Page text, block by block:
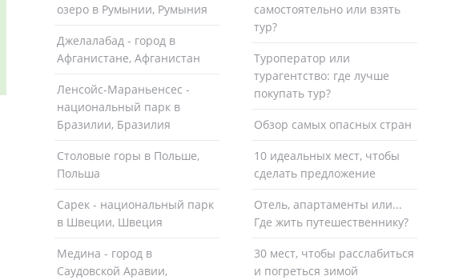
озеро в Румынии, Румыния
Джелалабад - город в
Афганистане, Афганистан
Ленсойc-Мараньенсес -
национальный парк в
Бразилии, Бразилия
Столовые горы в Польше,
Польша
Сарек - национальный парк
в Швеции, Швеция
Медина - город в
Саудовской Аравии,
самостоятельно или взять
тур?
Туроператор или
турагентство: где лучше
покупать тур?
Обзор самых опасных стран
10 идеальных мест, чтобы
сделать предложение
Отель, апартаменты или...
Где жить путешественнику?
30 мест, чтобы расслабиться
и погреться зимой